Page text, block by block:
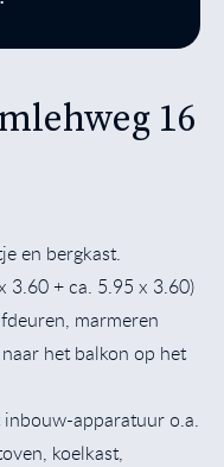
16
en bergkast.
3.60 + ca. 5.95 x 3.60)
marmeren
het balkon op het
inbouw-apparatuur o.a.
koelkast,